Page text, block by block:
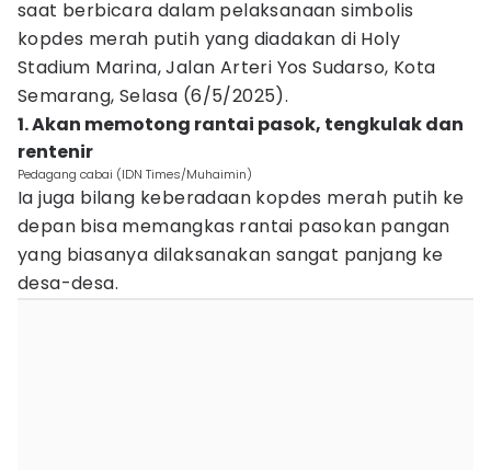
saat berbicara dalam pelaksanaan simbolis
kopdes merah putih yang diadakan di Holy
Stadium Marina, Jalan Arteri Yos Sudarso, Kota
Semarang, Selasa (6/5/2025).
1. Akan memotong rantai pasok, tengkulak dan
rentenir
Pedagang cabai (IDN Times/Muhaimin)
Ia juga bilang keberadaan kopdes merah putih ke
depan bisa memangkas rantai pasokan pangan
yang biasanya dilaksanakan sangat panjang ke
desa-desa.